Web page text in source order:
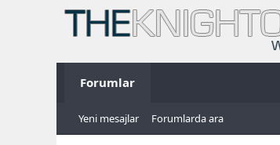
Forumlar
Yeni mesajlar Forumlarda ara